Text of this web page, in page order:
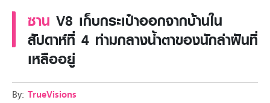
แพ็กเกจทรูวิชันส์นาวทั้งหมด
เคเบิลและจานดาวเทียม
สิทธิพิเศษ
สิทธิพิเศษลูกค้าทรูวิชั่นส์
Showtime
HoReCa
แพ็กเกจสำหรับผู้ประกอบการ
ซาน V8 เก็บกระเป๋าออกจากบ้านใน
สัปดาห์ที่ 4 ท่ามกลางน้ำตาของนักล่าฝันที่
เหลืออยู่
By: TrueVisions